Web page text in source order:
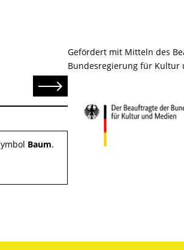
Senden
Baum.
Gefördert mit Mitteln des
Bundesregierung für Kultur